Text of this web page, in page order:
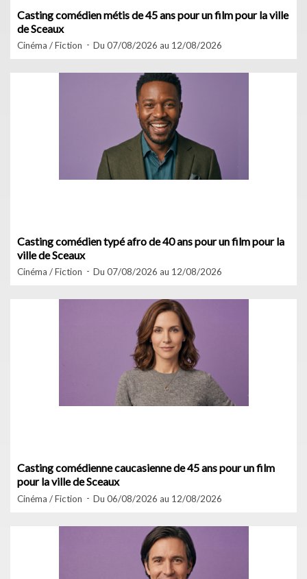
Casting comédien métis de 45 ans pour un film pour la ville
de Sceaux
Cinéma / Fiction Du 07/08/2026 au 12/08/2026
Casting comédien typé afro de 40 ans pour un film pour la
ville de Sceaux
Cinéma / Fiction Du 07/08/2026 au 12/08/2026
Casting comédienne caucasienne de 45 ans pour un film
pour la ville de Sceaux
Cinéma / Fiction Du 06/08/2026 au 12/08/2026